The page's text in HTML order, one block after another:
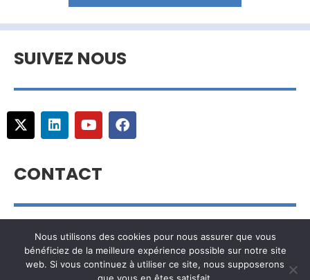
SUIVEZ NOUS
CONTACT
info@hydrogentoday.info
Nous utilisons des cookies pour nous assurer que vous
bénéficiez de la meilleure expérience possible sur notre site
web. Si vous continuez à utiliser ce site, nous supposerons